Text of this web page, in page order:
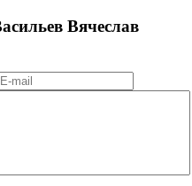
Вячеслав